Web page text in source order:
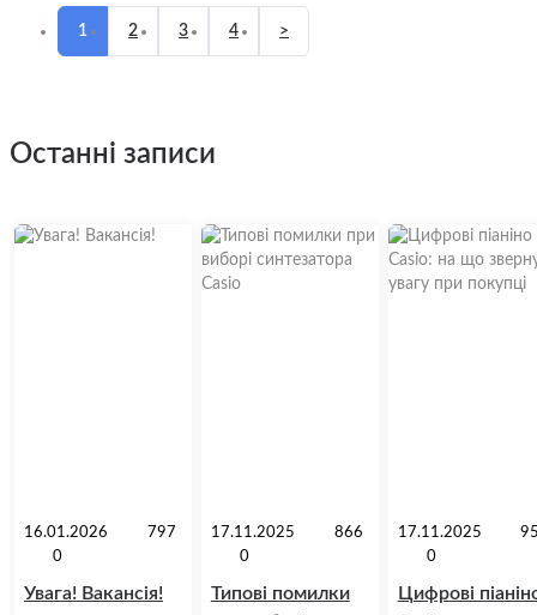
1 2 3 4 >
останні записи
Увага! Вакансія!
16.01.2026
797
0
Типові помилки
17.11.2025
866
0
Цифрові
17.11.2025
0